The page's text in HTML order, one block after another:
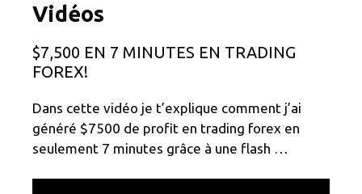
Vidéos
$7,500 EN 7 MINUTES EN TRADING
FOREX!
Dans cette vidéo je t’explique comment j’ai
généré $7500 de profit en trading forex en
seulement 7 minutes grâce à une flash …